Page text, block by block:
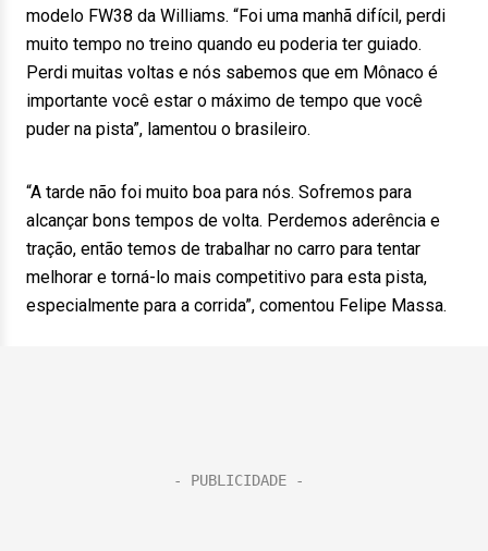
modelo FW38 da Williams. “Foi uma manhã difícil, perdi
muito tempo no treino quando eu poderia ter guiado.
Perdi muitas voltas e nós sabemos que em Mônaco é
importante você estar o máximo de tempo que você
puder na pista”, lamentou o brasileiro.
“A tarde não foi muito boa para nós. Sofremos para
alcançar bons tempos de volta. Perdemos aderência e
tração, então temos de trabalhar no carro para tentar
melhorar e torná-lo mais competitivo para esta pista,
especialmente para a corrida”, comentou Felipe Massa.